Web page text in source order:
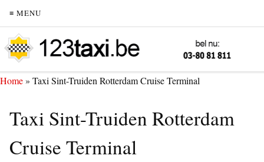
≡ MENU
Home» Taxi Sint-Truiden Rotterdam Cruise Terminal
Taxi Sint-Truiden Rotterdam
Cruise Terminal